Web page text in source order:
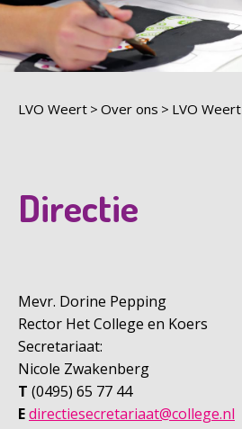
LVO Weert Over ons LVO Weert
Directie
Mevr. Dorine Pepping
Rector Het College en Koers
Secretariaat:
Nicole Zwakenberg
T (0495) 65 77 44
Edirectiesecretariaat@college.nl